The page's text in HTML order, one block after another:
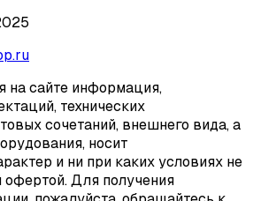
на сайте информация,
технических
сочетаний, внешнего вида, а
носит
и ни при каких условиях не
офертой. Для получения